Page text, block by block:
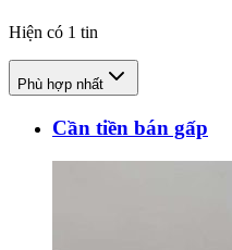
Hiện có 1 tin
Phù hợp nhất
Cần tiền bán gấp